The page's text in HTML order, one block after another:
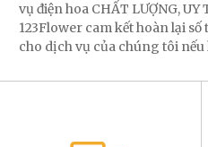
vụ điện hoa CHẤT LƯỢNG, UY
123Flower cam kết hoàn lại
cho dịch vụ của chúng tôi